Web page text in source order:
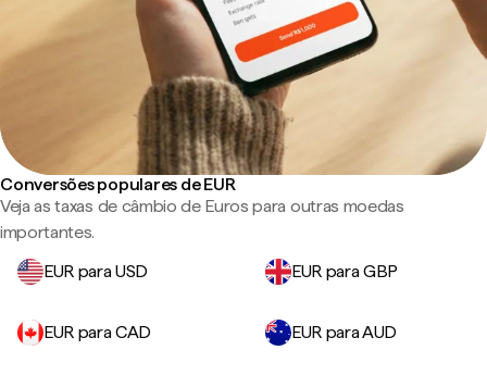
Conversões populares de EUR
Veja as taxas de câmbio de Euros para outras moedas
importantes.
EUR para USD
EUR para GBP
EUR para CAD EUR para AUD